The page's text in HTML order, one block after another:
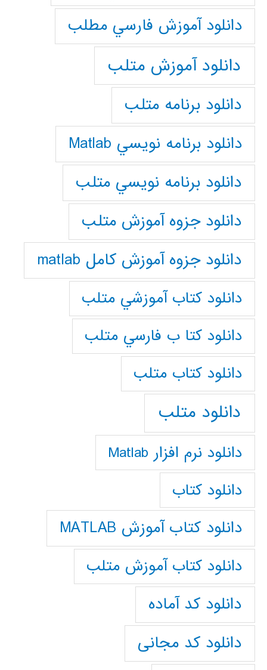
دانلود آموزش فارسي مطلب
دانلود آموزش متلب
دانلود برنامه متلب
دانلود برنامه نويسي Matlab
دانلود برنامه نويسي متلب
دانلود جزوه آموزش متلب
دانلود جزوه آموزش کامل matlab
دانلود كتاب آموزشي متلب
دانلود كتا ب فارسي متلب
دانلود كتاب متلب
دانلود متلب
دانلود نرم افزار Matlab
دانلود کتاب
دانلود کتاب آموزش MATLAB
دانلود کتاب آموزش متلب
دانلود کد آماده
دانلود کد مجانی